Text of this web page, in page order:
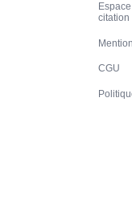
citation
CGU